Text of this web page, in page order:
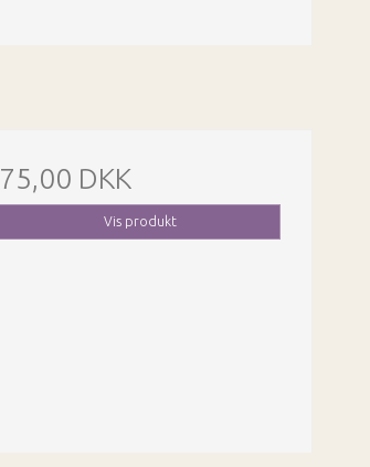
75,00 DKK
Vis produkt